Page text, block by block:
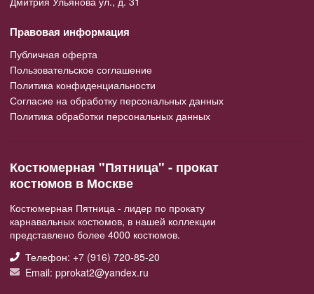
Правовая информация
Публичная оферта
Пользовательское соглашение
Политика конфиденциальности
Согласие на обработку персональных данных
Политика обработки персональных данных
Костюмерная "Пятница" - прокат
костюмов в Москве
Костюмерная Пятница - лидер по прокату
карнавальных костюмов, в нашей коллекции
представлено более 4000 костюмов.
Телефон: +7 (916) 720-85-20
Email: pprokat2@yandex.ru